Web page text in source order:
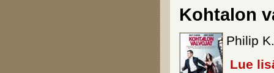
Kohtalon
Philip
Lue